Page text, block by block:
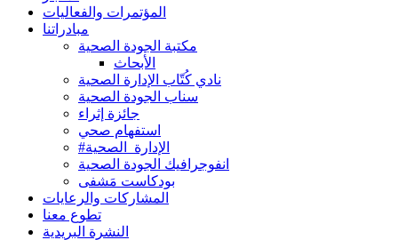
المؤتمرات والفعاليات
مبادراتنا
مكتبة الجودة الصحية
الأبحاث
نادي كُتّاب الإدارة الصحية
سناب الجودة الصحية
جائزة إثراء
استفهام صحي
#الإدارة_الصحية
انفوجرافيك الجودة الصحية
بودكاست مَشفى
المشاركات والرعايات
تطوع معنا
النشرة البريدية